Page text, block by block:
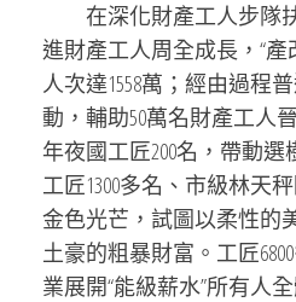
在深化財產工人步隊
進財產工人周全成長，“產
人次達1558萬；經由過程
動，輔助50萬名財產工人
年夜國工匠200名，帶動選
工匠1300多名、市級林天
金色光芒，試圖以柔性的
土豪的粗暴財富。工匠
業展開“能級薪水”所有人